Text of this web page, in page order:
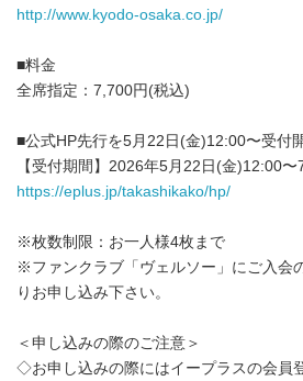
http://www.kyodo-osaka.co.jp/
■料金
全席指定：7,700円(税込)
■公式HP先行を5月22日(金)12:00〜受付
【受付期間】2026年5月22日(金)12:00
https://eplus.jp/takashikako/hp/
※枚数制限：お一人様4枚まで
※ファンクラブ「ヴェルソー」にご入会
りお申し込み下さい。
＜申し込みの際のご注意＞
◇お申し込みの際にはイープラスの会員